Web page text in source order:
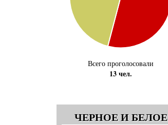
Всего проголосовали
13 чел.
ЧЕРНОЕ И БЕЛОЕ